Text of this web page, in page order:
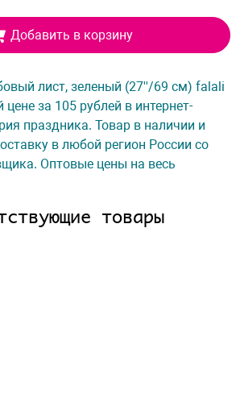
Добавить в корзину
лист, зеленый (27''/69 см) falali
за 105 рублей в интернет-
праздника. Товар в наличии и
в любой регион России со
Оптовые цены на весь
товары